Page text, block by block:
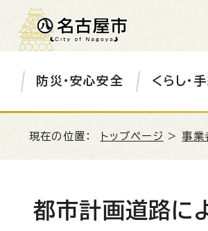
防災・安心安全 くらし・
現在の位置： トップページ >事業
都市計画道路に